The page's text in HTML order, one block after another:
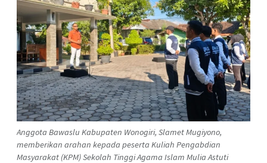
Anggota Bawaslu Kabupaten Wonogiri, Slamet Mugiyono,
memberikan arahan kepada peserta Kuliah Pengabdian
Masyarakat (KPM) Sekolah Tinggi Agama Islam Mulia Astuti